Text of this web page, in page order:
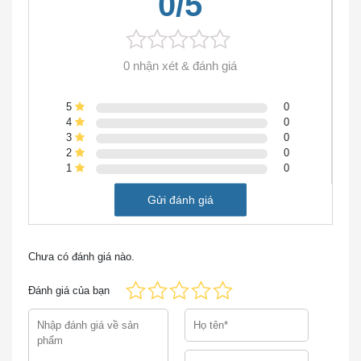
RV260W-A-K9-BR Cisco RV260W Wireless-AC
Tính năng nổi bật / Sự khác biệt
Bộ định tuyến VPN Cisco Small Business RV260 là
kiểu máy hiệu suất cao kết hợp các tính năng cấp
doanh nghiệp với hiệu suất, bảo mật, độ tin cậy và giá
trị tổng thể ở một mức giá tuyệt vời. Chúng hoàn hảo
nhánh hoặc văn phòng nhỏ tại nhà.
Giao diện người dùng đồ họa mới giúp bạn thiết lập
và chạy bộ định tuyến VPN của mình trong vài
phút. Doanh nghiệp của bạn sẽ tận hưởng kết nối
đáng tin cậy, bảo mật cao, minh bạch đến mức bạn có
0 nhận xét & đánh giá
5
0
4
0
3
0
2
0
1
0
Gửi đánh giá
Chưa có đánh giá nào.
Đánh giá của bạn